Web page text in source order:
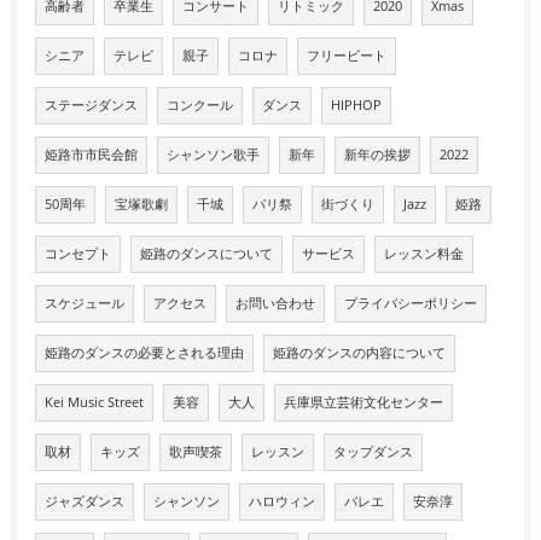
高齢者 卒業生 コンサート リトミック 2020 Xmas
シニア テレビ 親子 コロナ フリービート
ステージダンス コンクール ダンス HIPHOP
姫路市市民会館 シャンソン歌手 新年 新年の挨拶 2022
50周年 宝塚歌劇 千城 パリ祭 街づくり Jazz 姫路
コンセプト 姫路のダンスについて サービス レッスン料金
スケジュール アクセス お問い合わせ プライバシーポリシー
姫路のダンスの必要とされる理由 姫路のダンスの内容について
Kei Music Street 美容 大人 兵庫県立芸術文化センター
取材 キッズ 歌声喫茶 レッスン タップダンス
ジャズダンス シャンソン ハロウィン バレエ 安奈淳